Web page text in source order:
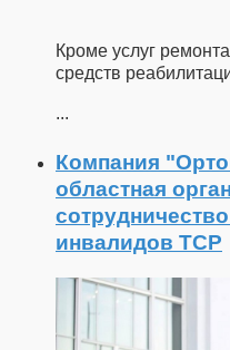
Кроме услуг
средств
...
Компания
областная
инвалидов ТСР